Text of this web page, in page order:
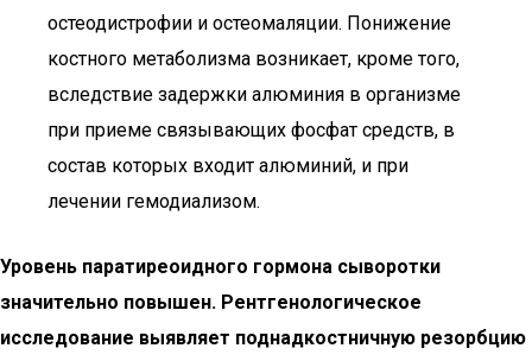
остеодистрофии и остеомаляции. Понижение
костного метаболизма возникает, кроме того,
вследствие задержки алюминия в организме
при приеме связывающих фосфат средств, в
состав которых входит алюминий, и при
лечении гемодиализом.
Уровень паратиреоидного гормона сыворотки
значительно повышен. Рентгенологическое
исследование выявляет поднадкостничную резорбцию